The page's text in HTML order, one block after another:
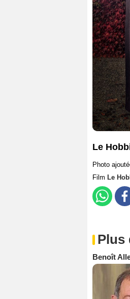
Le
Photo
Film Le
Plus
Benoît